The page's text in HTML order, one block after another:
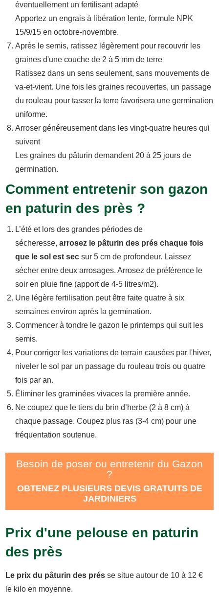
éventuellement un fertilisant adapté
Apportez un engrais à libération lente, formule NPK
15/9/15 en octobre-novembre.
Après le semis, ratissez légèrement pour recouvrir les
graines d'une couche de 2 à 5 mm de terre
Ratissez dans un sens seulement, sans mouvements de
va-et-vient. Une fois les graines recouvertes, un passage
du rouleau pour tasser la terre favorisera une germination
uniforme.
Arroser généreusement dans les vingt-quatre heures qui
suivent
Les graines du pâturin demandent 20 à 25 jours de
germination.
Comment entretenir son gazon
en paturin des près ?
L’été et lors des grandes périodes de
sécheresse, arrosez le pâturin des prés chaque fois
que le sol est sec sur 5 cm de profondeur. Laissez
sécher entre deux arrosages. Arrosez de préférence le
soir en pluie fine (apport de 4-5 litres/m2).
Une légère fertilisation peut être faite quatre à six
semaines environ après la germination.
Commencer à tondre le gazon le printemps qui suit les
semis.
Pour corriger les variations de terrain causées par l'hiver,
niveler le sol par un passage du rouleau trois ou quatre
fois par an.
Éliminer les graminées vivaces la première année.
Ne coupez que le tiers du brin d’herbe (2 à 8 cm) à
chaque passage. Coupez plus ras (3-4 cm) pour une
fréquentation soutenue.
Besoin de poser ou entretenir du Gazon
?
OBTENEZ PLUSIEURS DEVIS GRATUITS DE
JARDINIERS
Prix d'une pelouse en paturin
des près
Le prix du pâturin des prés se situe autour de 10 à 12 €
le kilo en moyenne.